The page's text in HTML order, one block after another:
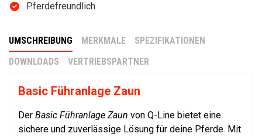
Pferdefreundlich
UMSCHREIBUNG MERKMALE
SPEZIFIKATIONEN
DOWNLOADS
VERTRIEBSPARTNER
Basic Führanlage Zaun
Der Basic Führanlage Zaun von Q-Line bietet eine
sichere und zuverlässige Lösung für deine Pferde. Mit